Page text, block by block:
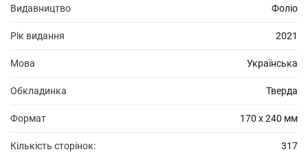
коронації, у 27 років, вона вже була дружиною та матір’ю,
Видавництво Фоліо
Рік видання 2021
Мова Українська
Обкладинка Тверда
Формат 170 х 240 мм
Кількість сторінок: 317